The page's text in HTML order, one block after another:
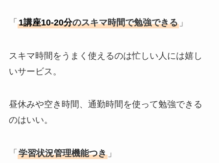
「 1講座10-20分のスキマ時間で勉強できる」
スキマ時間をうまく使えるのは忙しい人には嬉し
いサービス。
昼休みや空き時間、通勤時間を使って勉強できる
のはいい。
「 学習状況管理機能つき」